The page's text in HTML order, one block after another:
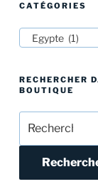
CATÉGORIES
Egypte (1)
RECHERCHER
BOUTIQUE
pour :